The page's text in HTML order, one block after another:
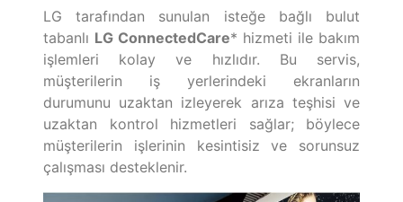
LG tarafından sunulan isteğe bağlı bulut
tabanlı LG ConnectedCare* hizmeti ile bakım
işlemleri kolay ve hızlıdır. Bu servis,
müşterilerin iş yerlerindeki ekranların
durumunu uzaktan izleyerek arıza teşhisi ve
uzaktan kontrol hizmetleri sağlar; böylece
müşterilerin işlerinin kesintisiz ve sorunsuz
çalışması desteklenir.